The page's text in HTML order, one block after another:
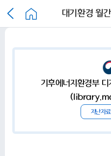
대기환경 월
기후에너지환경부
지난자